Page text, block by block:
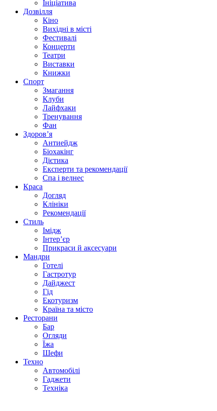
Ініціатива
Дозвілля
Кіно
Вихідні в місті
Фестивалі
Концерти
Театри
Виставки
Книжки
Спорт
Змагання
Клуби
Лайфхаки
Тренування
Фан
Здоров’я
Антиейдж
Біохакінг
Дієтика
Експерти та рекомендації
Спа i велнес
Краса
Догляд
Клініки
Рекомендації
Стиль
Імідж
Інтер’єр
Прикраси й аксесуари
Мандри
Готелі
Гастротур
Дайджест
Гід
Екотуризм
Країна та місто
Ресторани
Бар
Огляди
Їжа
Шефи
Техно
Автомобілі
Гаджети
Техніка